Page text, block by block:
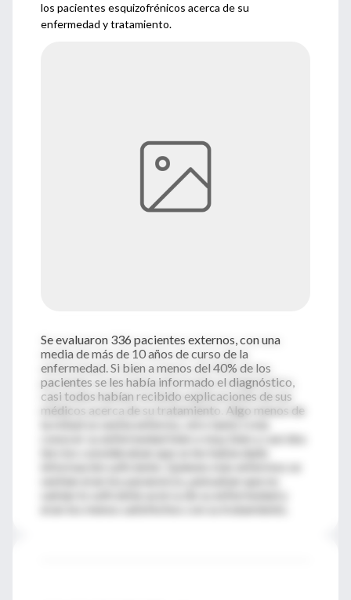
los pacientes esquizofrénicos acerca de su
enfermedad y tratamiento.
Se evaluaron 336 pacientes externos, con una
media de más de 10 años de curso de la
enfermedad. Si bien a menos del 40% de los
pacientes se les había informado el diagnóstico,
casi todos habían recibido explicaciones de sus
médicos acerca de su tratamiento. Algo menos de
conocer su enfermedad bien o muy bien y casi dos
información suficiente. Quienes más enfermos se